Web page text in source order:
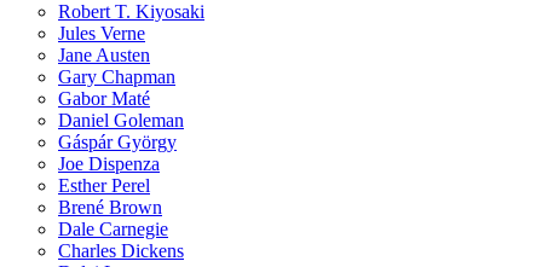
Robert T. Kiyosaki
Jules Verne
Jane Austen
Gary Chapman
Gabor Maté
Daniel Goleman
Gáspár György
Joe Dispenza
Esther Perel
Brené Brown
Dale Carnegie
Charles Dickens